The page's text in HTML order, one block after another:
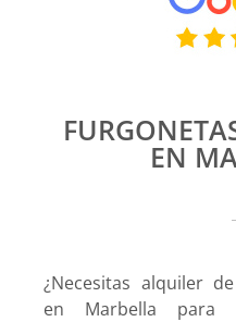
EN
¿Necesitas alquiler
en Marbella para